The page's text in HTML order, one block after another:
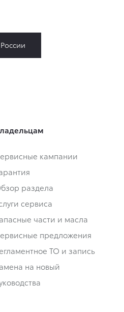
кампании
раздела
сервиса
части и масла
предложения
ТО и запись
на новый